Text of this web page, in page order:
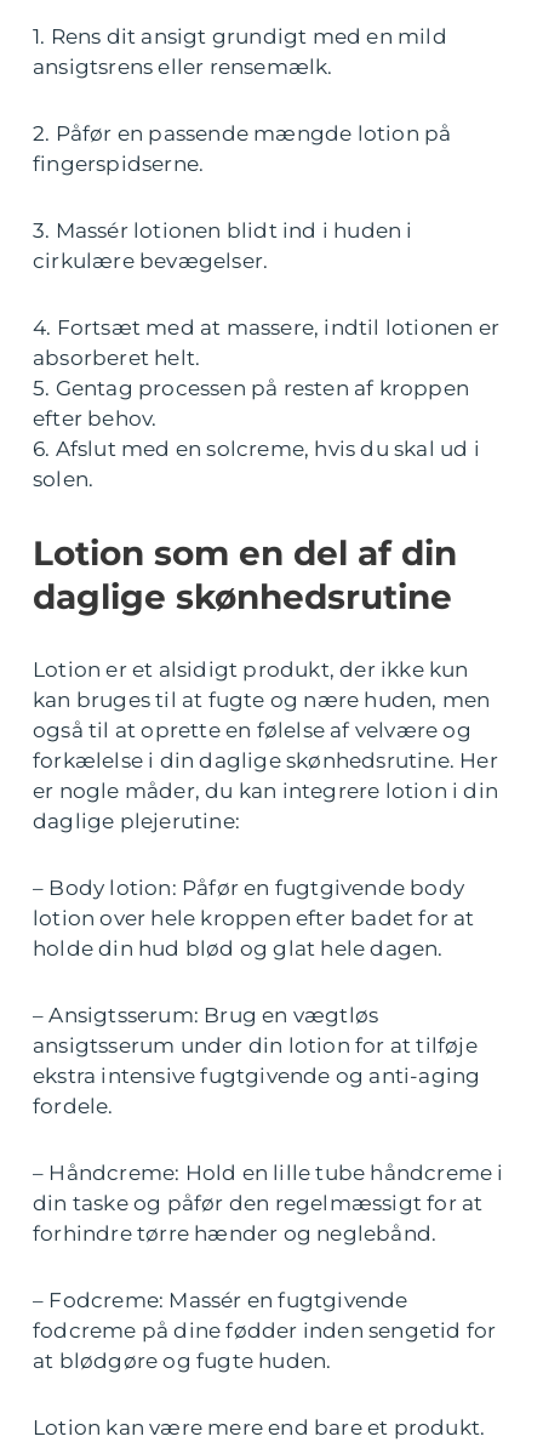
1. Rens dit ansigt grundigt med en mild
ansigtsrens eller rensemælk.
2. Påfør en passende mængde lotion på
fingerspidserne.
3. Massér lotionen blidt ind i huden i
cirkulære bevægelser.
4. Fortsæt med at massere, indtil lotionen er
absorberet helt.
5. Gentag processen på resten af kroppen
efter behov.
6. Afslut med en solcreme, hvis du skal ud i
solen.
Lotion som en del af din
daglige skønhedsrutine
Lotion er et alsidigt produkt, der ikke kun
kan bruges til at fugte og nære huden, men
også til at oprette en følelse af velvære og
forkælelse i din daglige skønhedsrutine. Her
er nogle måder, du kan integrere lotion i din
daglige plejerutine:
– Body lotion: Påfør en fugtgivende body
lotion over hele kroppen efter badet for at
holde din hud blød og glat hele dagen.
– Ansigtsserum: Brug en vægtløs
ansigtsserum under din lotion for at tilføje
ekstra intensive fugtgivende og anti-aging
fordele.
– Håndcreme: Hold en lille tube håndcreme i
din taske og påfør den regelmæssigt for at
forhindre tørre hænder og neglebånd.
– Fodcreme: Massér en fugtgivende
fodcreme på dine fødder inden sengetid for
at blødgøre og fugte huden.
Lotion kan være mere end bare et produkt.